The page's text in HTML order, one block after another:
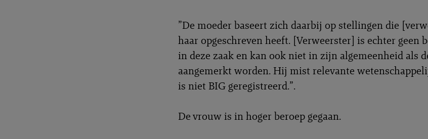
”De moeder baseert zich daarbij op stellingen die
haar opgeschreven heeft. [Verweerster] is echter geen
in deze zaak en kan ook niet in zijn algemeenheid als
aangemerkt worden. Hij mist relevante
is niet BIG geregistreerd.”.
De vrouw is in hoger beroep gegaan.